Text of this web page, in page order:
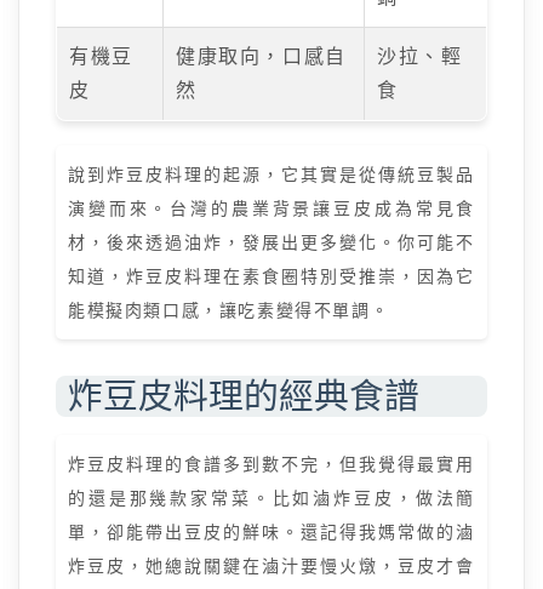
有機豆
皮
健康取向，口感自
然
沙拉、輕
食
說到炸豆皮料理的起源，它其實是從傳統豆製品
演變而來。台灣的農業背景讓豆皮成為常見食
材，後來透過油炸，發展出更多變化。你可能不
知道，炸豆皮料理在素食圈特別受推崇，因為它
能模擬肉類口感，讓吃素變得不單調。
炸豆皮料理的經典食譜
炸豆皮料理的食譜多到數不完，但我覺得最實用
的還是那幾款家常菜。比如滷炸豆皮，做法簡
單，卻能帶出豆皮的鮮味。還記得我媽常做的滷
炸豆皮，她總說關鍵在滷汁要慢火燉，豆皮才會